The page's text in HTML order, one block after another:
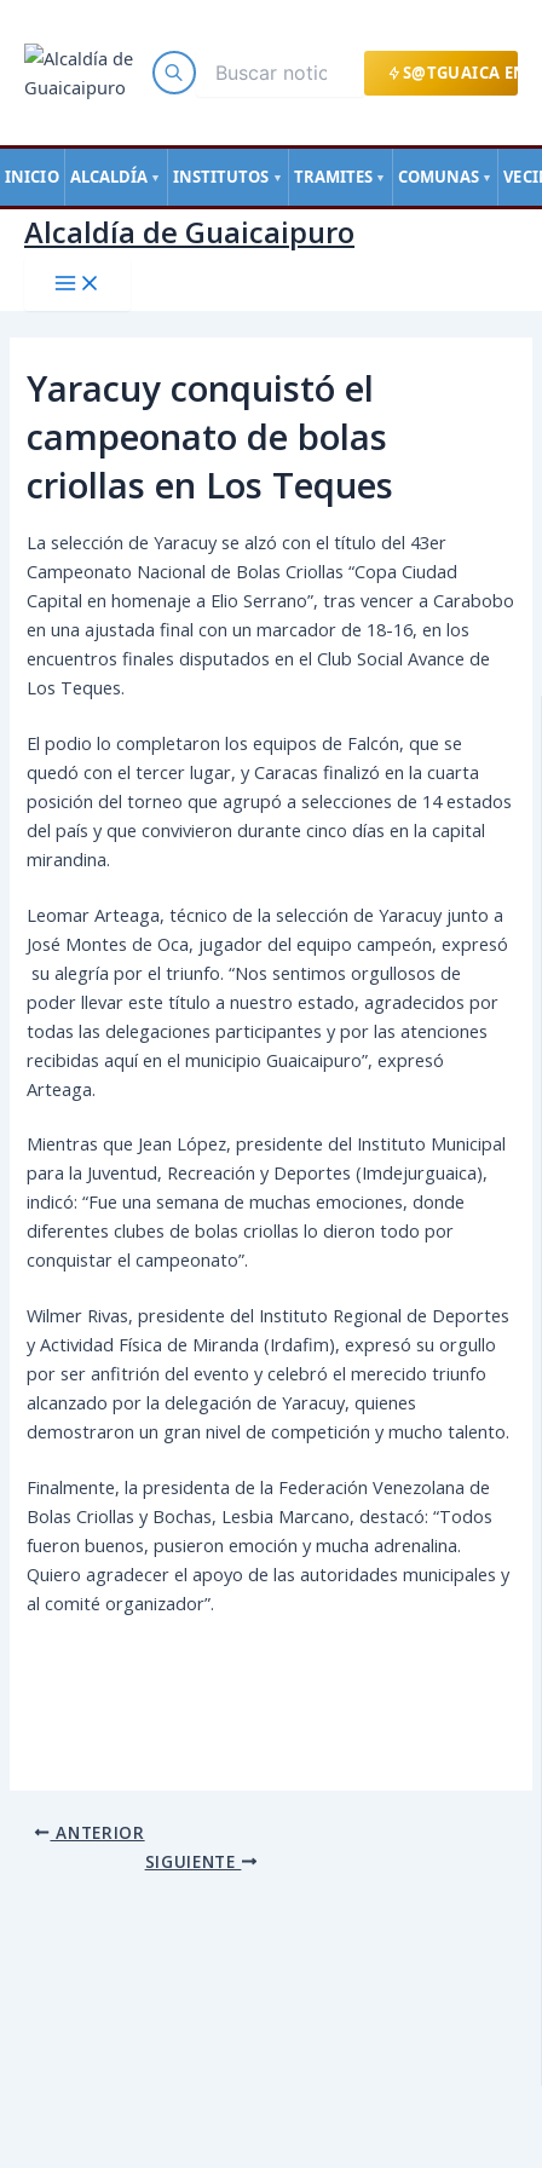
S@TGUAICA EN
INICIO ALCALDÍA ▼ INSTITUTOS ▼ TRAMITES ▼ COMUNAS ▼
contenido
Alcaldía de Guaicaipuro
Yaracuy conquistó el
campeonato de bolas
criollas en Los Teques
La selección de Yaracuy se alzó con el título del 43er
Campeonato Nacional de Bolas Criollas “Copa Ciudad
Capital en homenaje a Elio Serrano”, tras vencer a Carabobo
en una ajustada final con un marcador de 18-16, en los
encuentros finales disputados en el Club Social Avance de
Los Teques.
El podio lo completaron los equipos de Falcón, que se
quedó con el tercer lugar, y Caracas finalizó en la cuarta
posición del torneo que agrupó a selecciones de 14 estados
del país y que convivieron durante cinco días en la capital
mirandina.
Leomar Arteaga, técnico de la selección de Yaracuy junto a
José Montes de Oca, jugador del equipo campeón, expresó
su alegría por el triunfo. “Nos sentimos orgullosos de
poder llevar este título a nuestro estado, agradecidos por
todas las delegaciones participantes y por las atenciones
recibidas aquí en el municipio Guaicaipuro”, expresó
Arteaga.
Mientras que Jean López, presidente del Instituto Municipal
para la Juventud, Recreación y Deportes (Imdejurguaica),
indicó: “Fue una semana de muchas emociones, donde
diferentes clubes de bolas criollas lo dieron todo por
conquistar el campeonato”.
Wilmer Rivas, presidente del Instituto Regional de Deportes
y Actividad Física de Miranda (Irdafim), expresó su orgullo
por ser anfitrión del evento y celebró el merecido triunfo
alcanzado por la delegación de Yaracuy, quienes
demostraron un gran nivel de competición y mucho talento.
Finalmente, la presidenta de la Federación Venezolana de
Bolas Criollas y Bochas, Lesbia Marcano, destacó: “Todos
fueron buenos, pusieron emoción y mucha adrenalina.
Quiero agradecer el apoyo de las autoridades municipales y
al comité organizador”.
de
entradas
ANTERIOR
SIGUIENTE